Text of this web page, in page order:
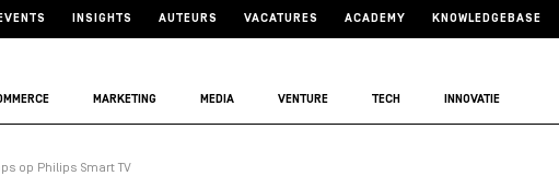
EVENTS INSIGHTS AUTEURS VACATURES ACADEMY KNOWLEDGEBASE
MARKETING MEDIA VENTURE TECH INNOVATIE
op Philips Smart TV